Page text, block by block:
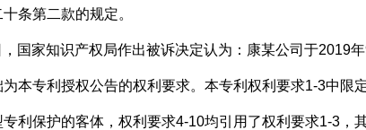
条第二款的规定。
家知识产权局作出被诉决定认为：康某公司于2019年
本专利授权公告的权利要求。本专利权利要求1-3中
利保护的客体，权利要求4-10均引用了权利要求1-3